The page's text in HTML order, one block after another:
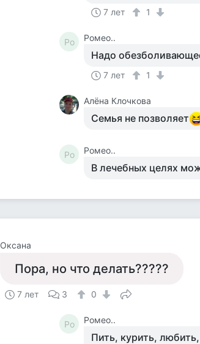
7 лет 1
Ро Ромео..
Надо
7 лет 1
Алёна Клочкова
Семья не позволяет
Ро Ромео..
В лечебных целях
Оксана
Пора, но что делать?????
7 лет 3 0
Ро Ромео..
Пить, курить,